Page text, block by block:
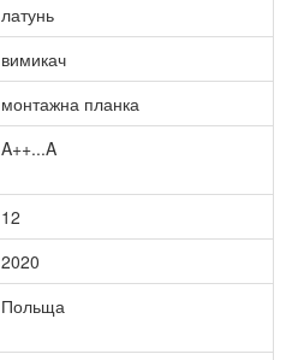
латунь
вимикач
монтажна планка
A++...A
12
2020
Польща